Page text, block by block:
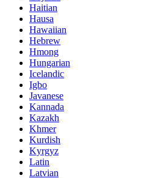
Haitian
Hausa
Hawaiian
Hebrew
Hmong
Hungarian
Icelandic
Igbo
Javanese
Kannada
Kazakh
Khmer
Kurdish
Kyrgyz
Latin
Latvian